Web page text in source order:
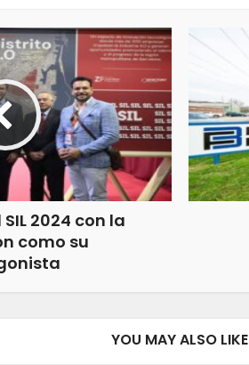
2024 con la
como su
YOU MAY ALSO LIKE